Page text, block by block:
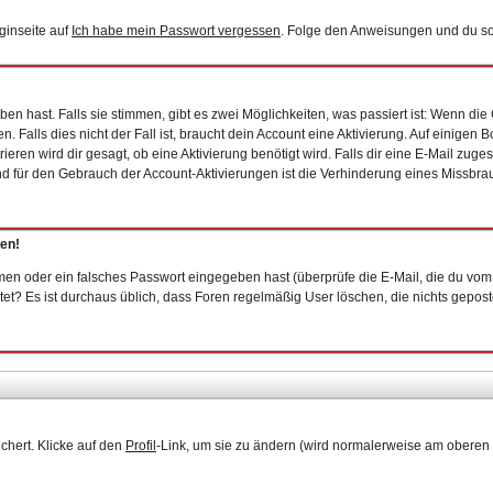
auf Ich habe mein Passwort vergessen. Folge den Anweisungen und du
hast. Falls sie stimmen, gibt es zwei Möglichkeiten, was passiert ist: Wenn
Falls dies nicht der Fall ist, braucht dein Account eine Aktivierung. Auf einigen
wird dir gesagt, ob eine Aktivierung benötigt wird. Falls dir eine E-Mail
für den Gebrauch der Account-Aktivierungen ist die Verhinderung eines
oder ein falsches Passwort eingegeben hast (überprüfe die E-Mail, die du
Es ist durchaus üblich, dass Foren regelmäßig User löschen, die nichts
Klicke auf den Profil -Link, um sie zu ändern (wird normalerweise am